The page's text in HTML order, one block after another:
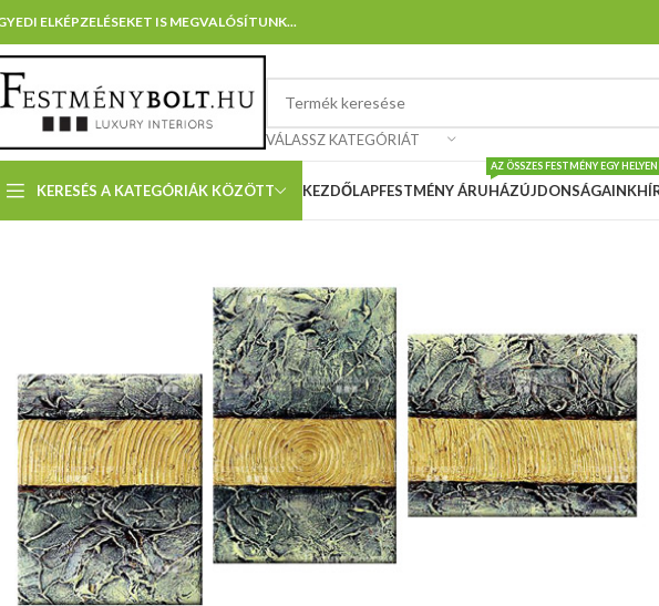
ELKÉPZELÉSEKET IS MEGVALÓSÍTUNK...
VÁLASSZ KATEGÓRIÁT
KERESÉS A KATEGÓRIÁK KÖZÖTT KEZDŐLAPFESTMÉNY ÁRUHÁZ
AZ ÖSSZES FESTMÉNY EGY HELYEN
ÚJDONSÁGAINK